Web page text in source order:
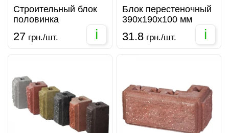
Строительный блок
половинка
27 грн./шт. i
Блок перестеночный
390х190х100 мм
31.8 грн./шт. i